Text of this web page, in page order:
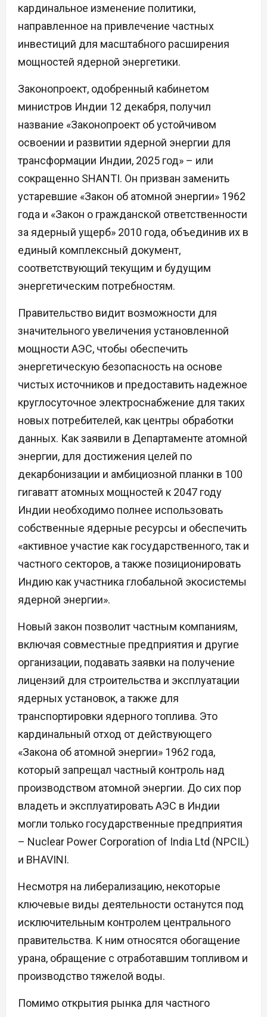
кардинальное изменение политики,
направленное на привлечение частных
инвестиций для масштабного расширения
мощностей ядерной энергетики.
Законопроект, одобренный кабинетом
министров Индии 12 декабря, получил
название «Законопроект об устойчивом
освоении и развитии ядерной энергии для
трансформации Индии, 2025 год» – или
сокращенно SHANTI. Он призван заменить
устаревшие «Закон об атомной энергии» 1962
года и «Закон о гражданской ответственности
за ядерный ущерб» 2010 года, объединив их в
единый комплексный документ,
соответствующий текущим и будущим
энергетическим потребностям.
Правительство видит возможности для
значительного увеличения установленной
мощности АЭС, чтобы обеспечить
энергетическую безопасность на основе
чистых источников и предоставить надежное
круглосуточное электроснабжение для таких
новых потребителей, как центры обработки
данных. Как заявили в Департаменте атомной
энергии, для достижения целей по
декарбонизации и амбициозной планки в 100
гигаватт атомных мощностей к 2047 году
Индии необходимо полнее использовать
собственные ядерные ресурсы и обеспечить
«активное участие как государственного, так и
частного секторов, а также позиционировать
Индию как участника глобальной экосистемы
ядерной энергии».
Новый закон позволит частным компаниям,
включая совместные предприятия и другие
организации, подавать заявки на получение
лицензий для строительства и эксплуатации
ядерных установок, а также для
транспортировки ядерного топлива. Это
кардинальный отход от действующего
«Закона об атомной энергии» 1962 года,
который запрещал частный контроль над
производством атомной энергии. До сих пор
владеть и эксплуатировать АЭС в Индии
могли только государственные предприятия
– Nuclear Power Corporation of India Ltd (NPCIL)
и BHAVINI.
Несмотря на либерализацию, некоторые
ключевые виды деятельности останутся под
исключительным контролем центрального
правительства. К ним относятся обогащение
урана, обращение с отработавшим топливом и
производство тяжелой воды.
Помимо открытия рынка для частного